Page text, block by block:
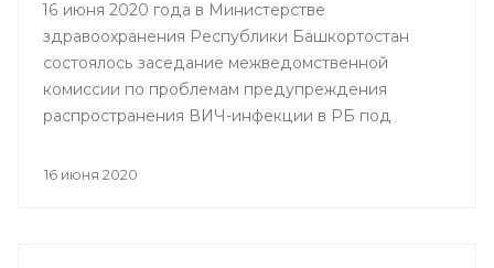
16 июня 2020 года в Министерстве
здравоохранения Республики Башкортостан
состоялось заседание межведомственной
комиссии по проблемам предупреждения
распространения ВИЧ-инфекции в РБ под
здравоохранения Республики Башкортостан
16 июня 2020